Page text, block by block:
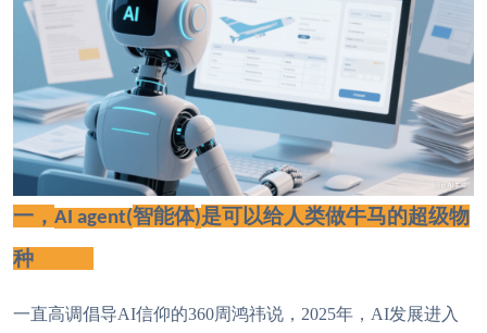
一， AI agent(智能体)是可以给人类做牛马的超级物
种
一直高调倡导AI信仰的360周鸿祎说，2025年，AI发展进入